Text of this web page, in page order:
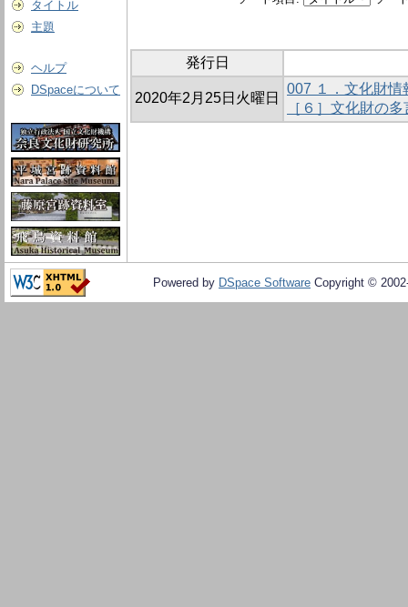
タイトル
主題
ヘルプ
DSpaceについて
発行日
2020年2月25日火曜日
007 １．文化財情
［６］文化財の
Powered by DSpace Software Copyright ©